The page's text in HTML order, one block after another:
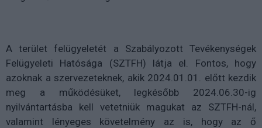
A terület felügyeletét a Szabályozott Tevékenységek
Felügyeleti Hatósága (SZTFH) látja el. Fontos, hogy
azoknak a szervezeteknek, akik 2024.01.01. előtt kezdik
meg a működésüket, legkésőbb 2024.06.30-ig
nyilvántartásba kell vetetniük magukat az SZTFH-nál,
valamint lényeges követelmény az is, hogy az ő